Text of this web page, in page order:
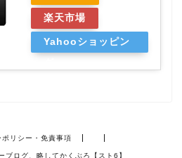
楽天市場
Yahooショッピン
ポリシー・免責事項
ログ、略してかくぶろ【スト6】